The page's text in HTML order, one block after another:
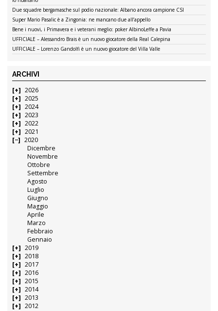
Due squadre bergamasche sul podio nazionale: Albano ancora campione CSI
Super Mario Pasalic è a Zingonia: ne mancano due all’appello
Bene i nuovi, i Primavera e i veterani meglio: poker AlbinoLeffe a Pavia
UFFICIALE – Alessandro Brais è un nuovo giocatore della Real Calepina
UFFICIALE – Lorenzo Gandolfi è un nuovo giocatore del Villa Valle
ARCHIVI
2026
2025
2024
2023
2022
2021
2020
Dicembre
Novembre
Ottobre
Settembre
Agosto
Luglio
Giugno
Maggio
Aprile
Marzo
Febbraio
Gennaio
2019
2018
2017
2016
2015
2014
2013
2012